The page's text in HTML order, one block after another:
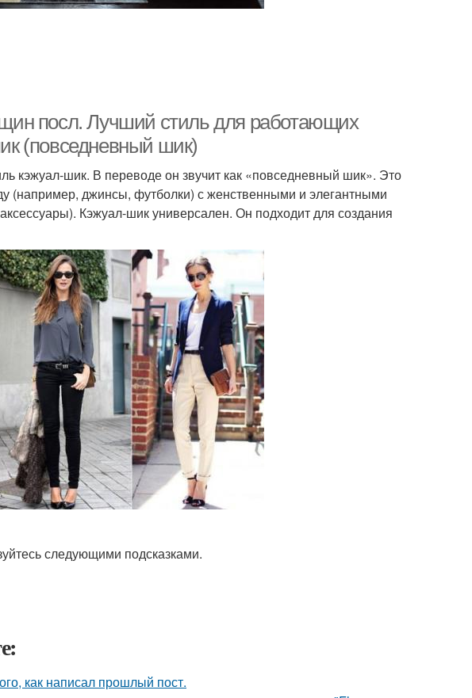
посл. Лучший стиль для работающих
(повседневный шик)
шик. В переводе он звучит как «повседневный шик». Это
(например, джинсы, футболки) с женственными и элегантными
Кэжуал-шик универсален. Он подходит для создания
следующими подсказками.
как написал прошлый пост.